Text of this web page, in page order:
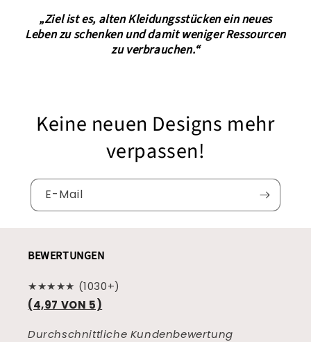
„Ziel ist es, alten Kleidungsstücken ein neues
Leben zu schenken und damit weniger Ressourcen
zu verbrauchen.“
Keine neuen Designs mehr
verpassen!
E-Mail
BEWERTUNGEN
★★★★★ (1030+)
(4,97 VON 5)
Durchschnittliche Kundenbewertung